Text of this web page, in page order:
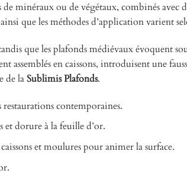
minéraux ou de végétaux, combinés avec
que les méthodes d’application varient
que les plafonds médiévaux évoquent
assemblés en caissons, introduisent une
de laSublimis Plafonds.
contemporaines.
et dorure à la feuille d’or.
et moulures pour animer la surface.